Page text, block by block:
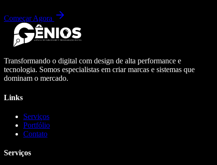
Começar Agora
Transformando o digital com design de alta performance e
tecnologia. Somos especialistas em criar marcas e sistemas que
dominam o mercado.
Links
Serviços
Portfólio
Contato
Serviços